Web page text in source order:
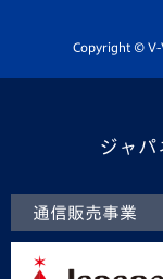
ホームタウン
Copyright © V-
ジャパ
通信販売事業